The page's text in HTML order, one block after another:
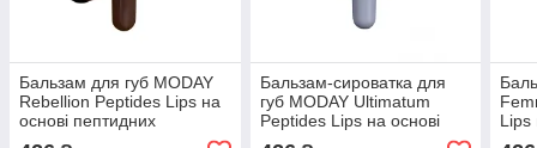
Бальзам для губ MODAY
Rebellion Peptides Lips на
основі пептидних
Бальзам-сироватка для
губ MODAY Ultimatum
Peptides Lips на основі
Lips